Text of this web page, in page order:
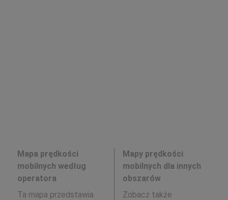
Mapa prędkości
mobilnych według
operatora
Ta mapa przedstawia
Mapy prędkości
mobilnych dla innych
obszarów
Zobacz także